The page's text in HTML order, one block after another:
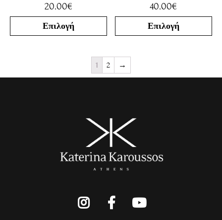
20.00€
Επιλογή
40.00€
Επιλογή
1 2 →